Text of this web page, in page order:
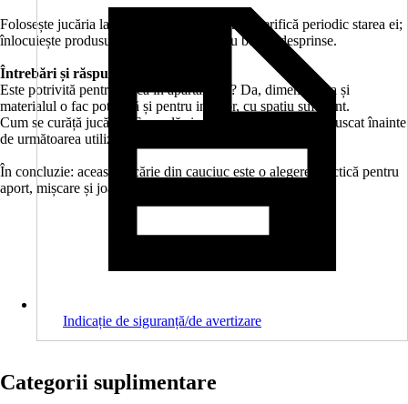
Folosește jucăria la sesiuni scurte de aport și verifică periodic starea ei;
înlocuiește produsul dacă apar rupturi sau bucăți desprinse.
Întrebări și răspunsuri:
Este potrivită pentru joacă în apartament? Da, dimensiunea și
materialul o fac potrivită și pentru interior, cu spațiu suficient.
Cum se curăță jucăria? Se spală simplu cu apă și se lasă la uscat înainte
de următoarea utilizare.
În concluzie: această jucărie din cauciuc este o alegere practică pentru
aport, mișcare și joacă zilnică, în interior sau în exterior.
Indicație de siguranță/de avertizare
Categorii suplimentare